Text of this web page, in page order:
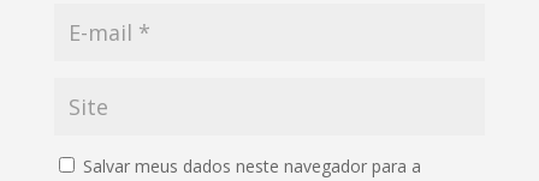
Salvar meus dados neste navegador para a